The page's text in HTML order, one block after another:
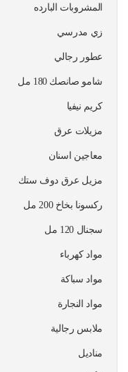
المشروبات البارده
زي مدرسي
عطور رجالي
شامو صانصك 180 مل
كريم نيفيا
مزيلات عرق
معاجين اسنان
مزيل عرق دوف ستك
ركسونا بخاخ 200 مل
سجنال 120 مل
مواد كهرباء
مواد سباكة
مواد النجارة
ملابس رجالية
مناديل